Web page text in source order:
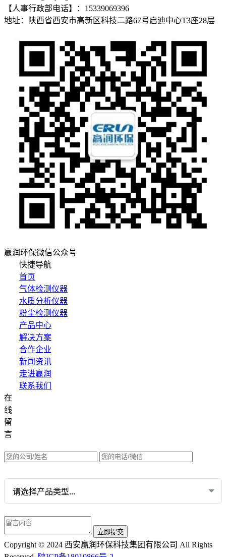
【人事行政部电话】：15339069396
地址：陕西省西安市高新区科技二路67号启迪中心T3座28层
赢润环保微信公众号
快捷导航
首页
气体检测仪器
水质分析仪器
粉尘检测仪器
产品中心
解决方案
合作企业
新闻资讯
走进赢润
联系我们
在
线
留
言
Copyright © 2024 西安赢润环保科技集团有限公司 All Rights